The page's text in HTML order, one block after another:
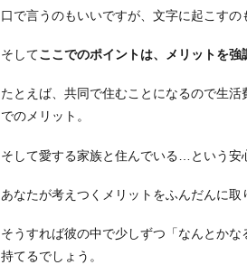
ッ
伝
え
4.
た
の
口で言うのもいいですが、文字に起こすの
そしてここでのポイントは、メリットを強
たとえば、共同で住むことになるので生
でのメリット。
そして愛する家族と住んでいる…という安
あなたが考えつくメリットをふんだんに取
そうすれば彼の中で少しずつ「なんとか
持てるでしょう。